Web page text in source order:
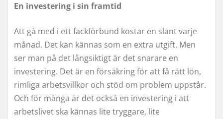
En investering i sin framtid
Att gå med i ett fackförbund kostar en slant varje
månad. Det kan kännas som en extra utgift. Men
ser man på det långsiktigt är det snarare en
investering. Det är en försäkring för att få rätt lön,
rimliga arbetsvillkor och stöd om problem uppstår.
Och för många är det också en investering i att
arbetslivet ska kännas lite tryggare, lite